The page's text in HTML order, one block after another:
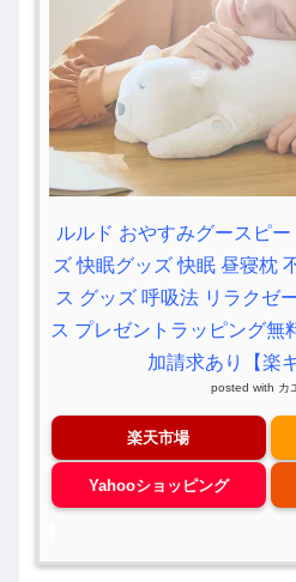
ルルド おやすみグースピ
ズ 快眠グッズ 快眠 昼寝枕
ス グッズ 呼吸法 リラクゼ
ス プレゼントラッピング無
加請求あり【楽
posted with カ
楽天市場
Yahooショッピング